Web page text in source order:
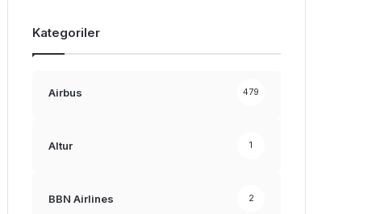
Kategoriler
Airbus 479
Altur 1
BBN Airlines 2